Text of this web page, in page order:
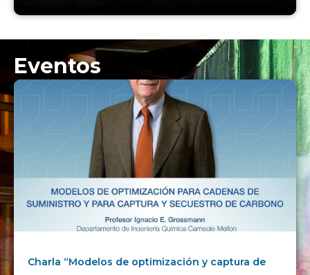
Eventos
Charla “Modelos de optimización y captura de